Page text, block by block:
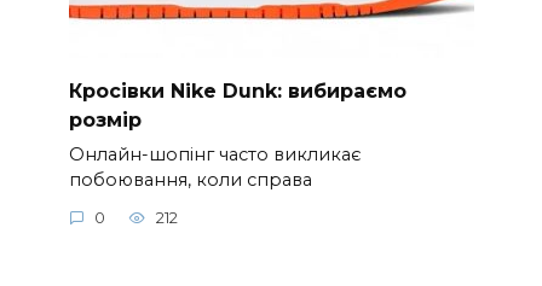
Кросівки Nike Dunk: вибираємо
розмір
Онлайн-шопінг часто викликає
побоювання, коли справа
0 212